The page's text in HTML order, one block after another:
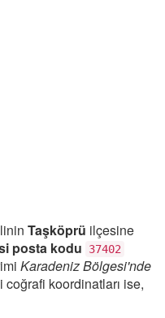
Taşköprü ilçesine
posta kodu 37402
Karadeniz Bölgesi'nde
coğrafi koordinatları ise,